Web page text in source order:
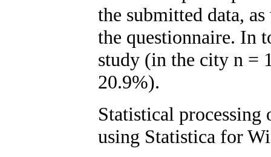
the submitted data,
the questionnaire. In
study (in the city n =
20.9%).
Statistical processing
using Statistica for